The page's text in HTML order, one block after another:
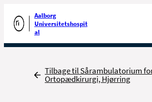
Gå til forsiden
Aalborg
Universitetshospit
al
Tilbage
Tilbage til Sårambulatorium
Ortopædkirurgi, Hjørring